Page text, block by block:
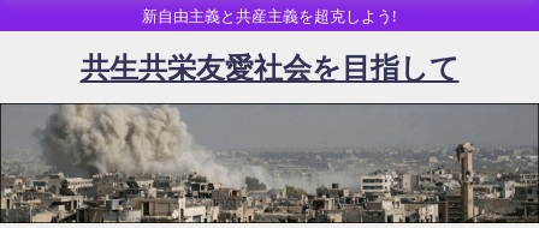
新自由主義と共産主義を超克しよう!
共生共栄友愛社会を目指して